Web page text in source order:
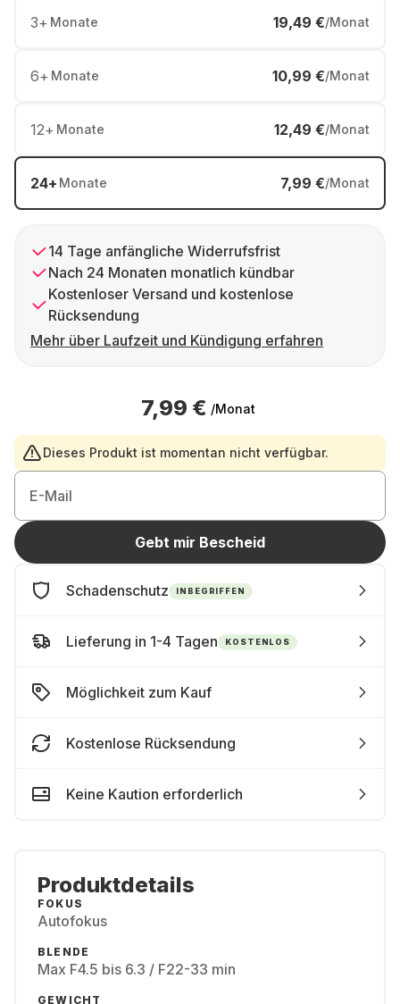
3+ Monate 19,49 €/Monat
6+ Monate 10,99 €/Monat
12+ Monate 12,49 €/Monat
24+ Monate 7,99 €/Monat
14 Tage anfängliche Widerrufsfrist
Nach 24 Monaten monatlich kündbar
Kostenloser Versand und kostenlose
Rücksendung
Mehr über Laufzeit und Kündigung erfahren
7,99 € /Monat
Dieses Produkt ist momentan nicht verfügbar.
E-Mail
Gebt mir Bescheid
Schadenschutz INBEGRIFFEN
Lieferung in 1-4 Tagen KOSTENLOS
Möglichkeit zum Kauf
Kostenlose Rücksendung
Keine Kaution erforderlich
Produktdetails
FOKUS
Autofokus
BLENDE
Max F4.5 bis 6.3 / F22-33 min
GEWICHT